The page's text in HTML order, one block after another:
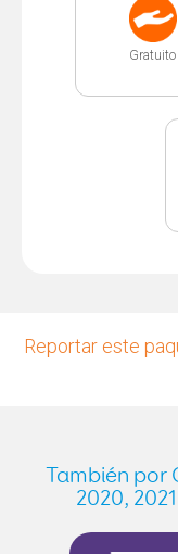
Gratuito
Reportar este
También por
2020,